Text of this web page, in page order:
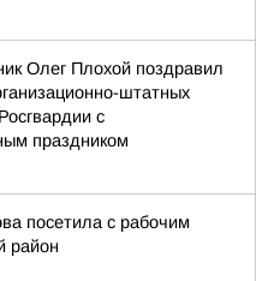
Олег Плохой поздравил
штатных
с
праздником
посетила с рабочим
район